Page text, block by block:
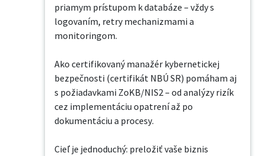
priamym prístupom k databáze – vždy s
logovaním, retry mechanizmami a
monitoringom.
Ako certifikovaný manažér kybernetickej
bezpečnosti (certifikát NBÚ SR) pomáham aj
s požiadavkami ZoKB/NIS2 – od analýzy rizík
cez implementáciu opatrení až po
dokumentáciu a procesy.
Cieľ je jednoduchý: preložiť vaše biznis